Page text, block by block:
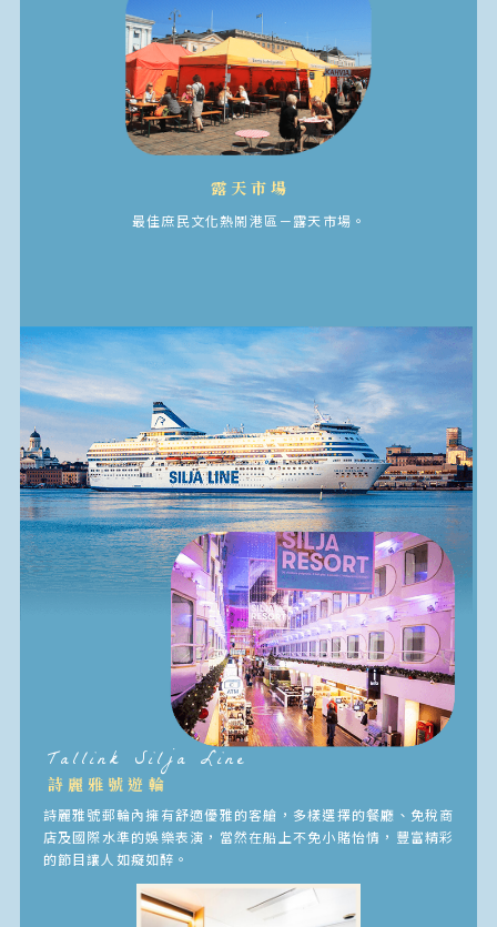
露天市場
最佳庶民文化熱鬧港區－露天市場。
Tallink Silja Line
詩麗雅號遊輪
詩麗雅號郵輪內擁有舒適優雅的客艙，多樣選擇的餐廳、免稅商
店及國際水準的娛樂表演，當然在船上不免小賭怡情，豐富精彩
的節目讓人如癡如醉。